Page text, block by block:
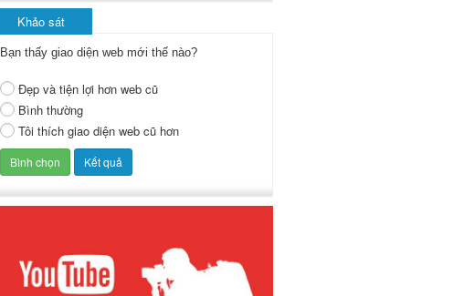
Khảo sát
Bạn thấy giao diện web mới thế nào?
Đẹp và tiện lợi hơn web cũ
Bình thường
Tôi thích giao diện web cũ hơn